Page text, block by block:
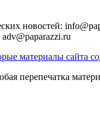
новостей:
материалы сайта
перепечатка